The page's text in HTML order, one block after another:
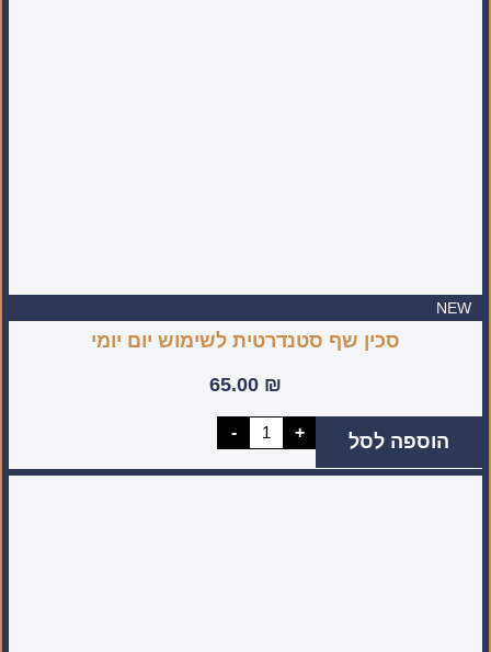
NEW
סכין שף סטנדרטית לשימוש יום יומי
65.00 ₪
-
כמות
של
שף
+ הוספה לסל